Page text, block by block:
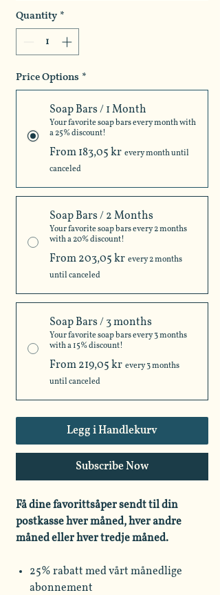
Quantity *
Price Options *
Soap Bars / 1 Month
Your favorite soap bars every month with
a 25% discount!
From 183,05 kr every month until
canceled
Soap Bars / 2 Months
Your favorite soap bars every 2 months
with a 20% discount!
From 203,05 kr every 2 months
until canceled
Soap Bars / 3 months
Your favorite soap bars every 3 months
with a 15% discount!
From 219,05 kr every 3 months
until canceled
Legg i Handlekurv
Subscribe Now
Få dine favorittsåper sendt til din
postkasse hver måned, hver andre
måned eller hver tredje måned.
25% rabatt med vårt månedlige
abonnement